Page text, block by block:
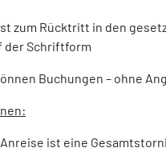
zum Rücktritt in den
der Schriftform
Buchungen – ohne
Anreise ist eine